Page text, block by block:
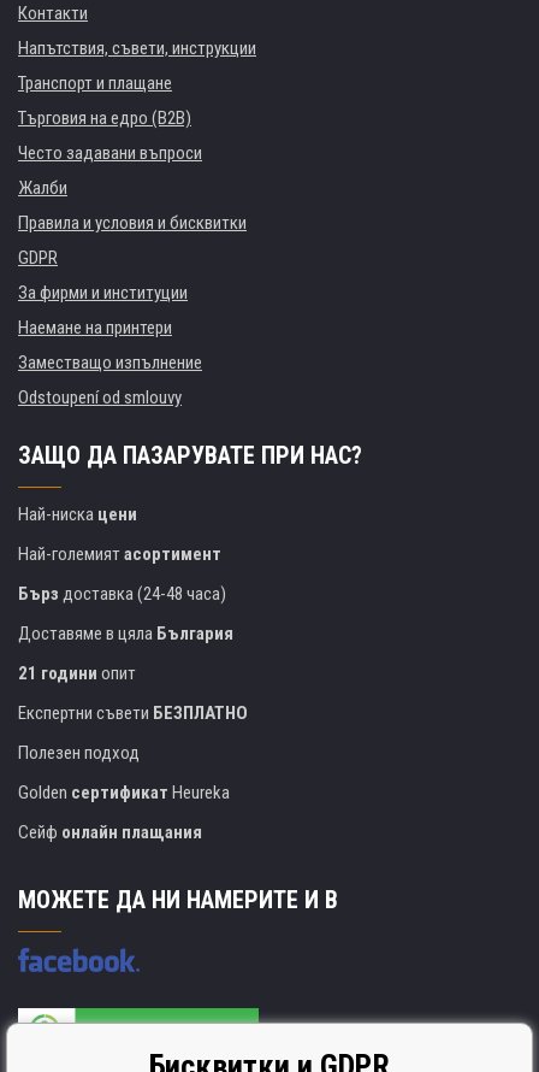
Контакти
Напътствия, съвети, инструкции
Транспорт и плащане
Търговия на едро (B2B)
Често задавани въпроси
Жалби
Правила и условия и бисквитки
GDPR
За фирми и институции
Наемане на принтери
Заместващо изпълнение
Odstoupení od smlouvy
ЗАЩО ДА ПАЗАРУВАТЕ ПРИ НАС?
Най-ниска цени
Най-големиятасортимент
Бърз доставка (24-48 часа)
Доставяме в цяла България
21 години опит
Експертни съвети БЕЗПЛАТНО
Полезен подход
Golden сертификат Heureka
Сейф онлайн плащания
МОЖЕТЕ ДА НИ НАМЕРИТЕ И В